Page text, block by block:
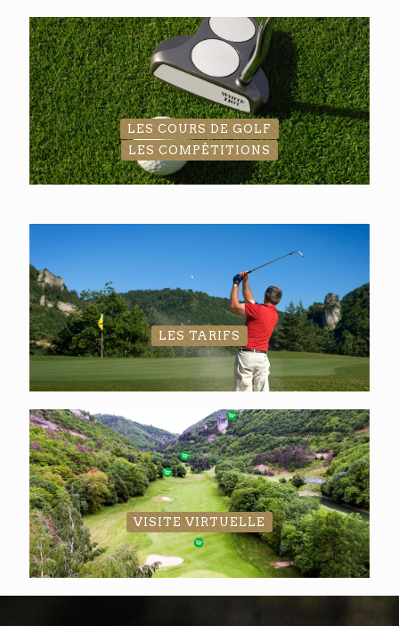
LES COURS DE GOLF
LES COMPÉTITIONS
LES TARIFS
VISITE VIRTUELLE